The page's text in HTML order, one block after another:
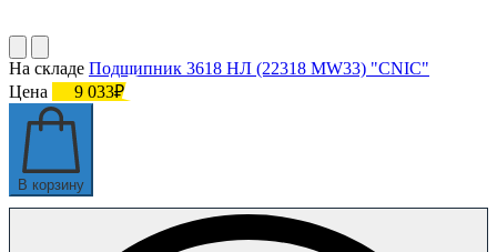
На складе Подшипник 3618 НЛ (22318 MW33) "СNIC"
Цена
9 033₽
В корзину